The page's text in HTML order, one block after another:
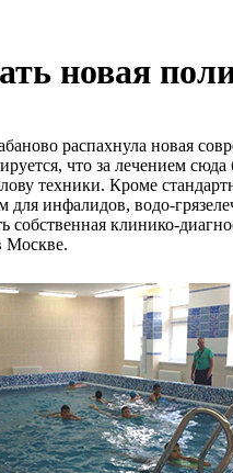
новая
распахнула новая
что за лечением
техники. Кроме
для инфалидов, водо-
собственная клинико-
Москве.